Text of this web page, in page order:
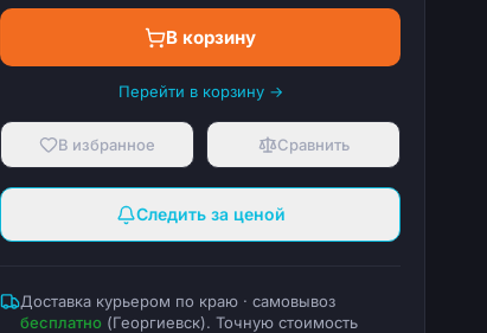
В корзину
Перейти в корзину →
В избранное Сравнить
Следить за ценой
Доставка курьером по краю · самовывоз
бесплатно (Георгиевск). Точную стоимость